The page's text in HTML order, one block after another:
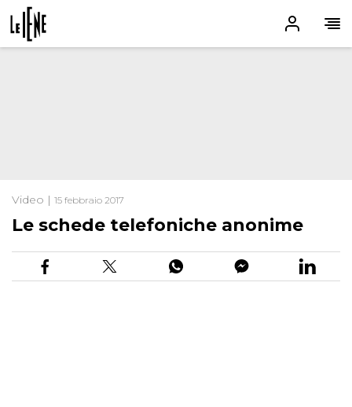
Video | 15 febbraio 2017
Le schede telefoniche anonime